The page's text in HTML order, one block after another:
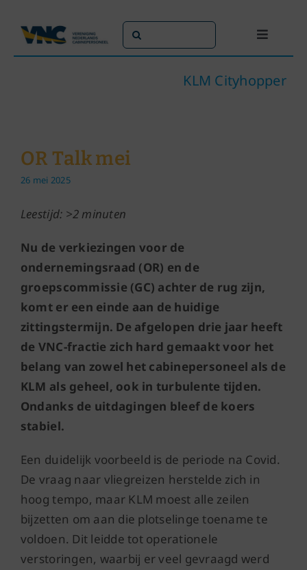
naar
inhoud
Toggle
Dossiers
Maatschappijen
Word lid!
Zoeken
naar:
Home» OR Talk mei
KLM Cityhopper
OR Talk mei
26 mei 2025
Leestijd: >2 minuten
Nu de verkiezingen voor de
ondernemingsraad (OR) en de
groepscommissie (GC) achter de rug zijn,
komt er een einde aan de huidige
zittingstermijn. De afgelopen drie jaar heeft
de VNC-fractie zich hard gemaakt voor het
belang van zowel het cabinepersoneel als de
KLM als geheel, ook in turbulente tijden.
Ondanks de uitdagingen bleef de koers
stabiel.
Een duidelijk voorbeeld is de periode na Covid.
De vraag naar vliegreizen herstelde zich in
hoog tempo, maar KLM moest alle zeilen
bijzetten om aan die plotselinge toename te
voldoen. Dit leidde tot operationele
verstoringen, waarbij er veel gevraagd werd